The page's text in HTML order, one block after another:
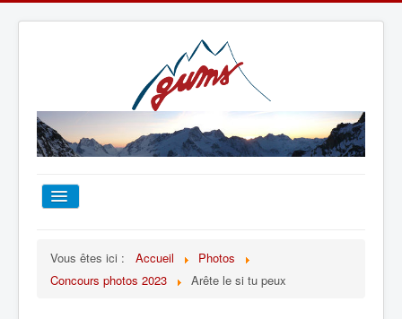
TOUT SUR LE GUMS
Vous êtes ici : Accueil
Photos
Concours photos 2023
Arête le si tu peux